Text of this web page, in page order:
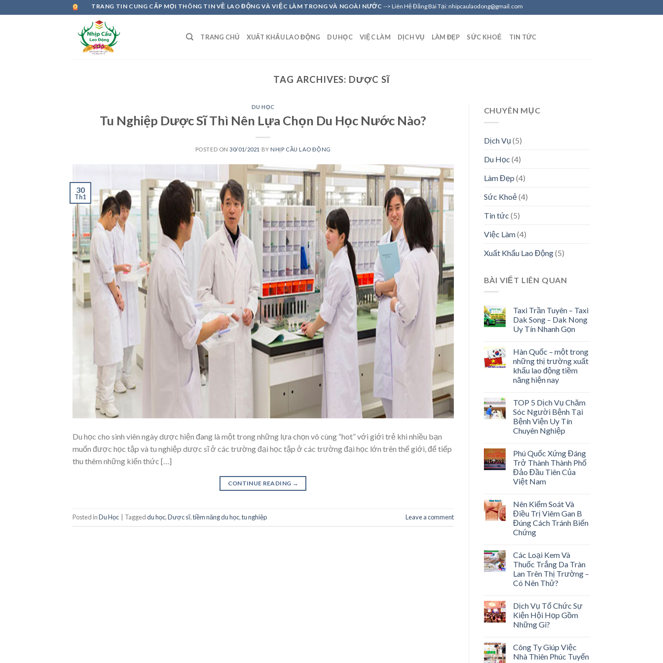
to
TRANG TIN CUNG CẤP MỌI THÔNG TIN VỀ LAO ĐỘNG VÀ VIỆC LÀM TRONG VÀ NGOÀI NƯỚC --> Liên Hệ Đăng Bài Tại: nhipcaulaodong@gmail.com
TRANG CHỦ XUẤT KHẨU LAO ĐỘNG DU HỌC VIỆC LÀM DỊCH VỤ LÀM ĐẸP SỨC KHOẺ TIN TỨC
TAG ARCHIVES: DƯỢC SĨ
DU HỌC
Tu Nghiệp Dược Sĩ Thì Nên Lựa Chọn Du Học Nước Nào?
POSTED ON30/01/2021 BY NHỊP CẦU LAO ĐỘNG
30
Th1
Du học cho sinh viên ngày dược hiện đang là một trong những lựa chọn vô cùng “hot” với giới trẻ khi nhiều bạn
muốn được học tập và tu nghiệp dược sĩ ở các trường đại học tập ở các trường đại học lớn trên thế giới, để tiếp
thu thêm những kiến thức […]
CONTINUE READING →
Posted inDu Học Taggeddu học,Dược sĩ,tiềm năng du học,tu nghiệp Leave a comment
CHUYÊN MỤC
Dịch Vụ (5)
Du Học (4)
Làm Đẹp (4)
Sức Khoẻ(4)
Tin tức (5)
Việc Làm(4)
Xuất Khẩu Lao Động(5)
BÀI VIẾT LIÊN QUAN
Taxi Trần Tuyên – Taxi
Dak Song – Dak Nong
Uy Tín Nhanh Gọn
Hàn Quốc – một trong
những thị trường xuất
khẩu lao động tiềm
năng hiện nay
TOP 5 Dịch Vụ Chăm
Sóc Người Bệnh Tại
Bệnh Viện Uy Tín
Chuyên Nghiệp
Phú Quốc Xứng Đáng
Trở Thành Thành Phố
Đảo Đầu Tiên Của
Việt Nam
Nên Kiểm Soát Và
Điều Trị Viêm Gan B
Đúng Cách Tránh Biến
Chứng
Các Loại Kem Và
Thuốc Trắng Da Tràn
Lan Trên Thị Trường –
Có Nên Thử?
Dịch Vụ Tổ Chức Sự
Kiện Hội Họp Gồm
Những Gì?
Công Ty Giúp Việc
Nhà Thiên Phúc Tuyển